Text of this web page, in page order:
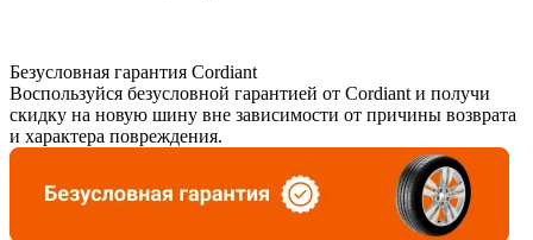
Безусловная гарантия Cordiant
Воспользуйся безусловной гарантией от Cordiant и получи
скидку на новую шину вне зависимости от причины возврата
и характера повреждения.